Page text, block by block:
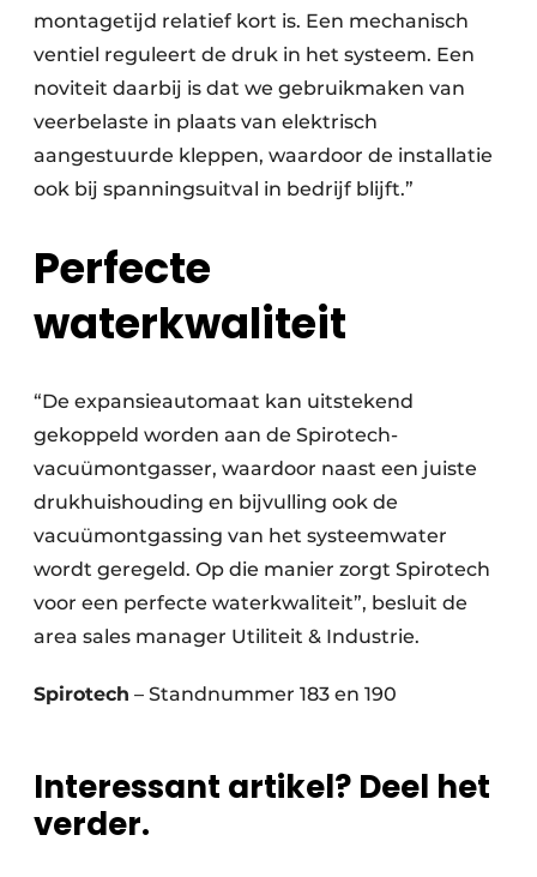
montagetijd relatief kort is. Een mechanisch
ventiel reguleert de druk in het systeem. Een
noviteit daarbij is dat we gebruikmaken van
veerbelaste in plaats van elektrisch
aangestuurde kleppen, waardoor de installatie
ook bij spanningsuitval in bedrijf blijft.”
Perfecte
waterkwaliteit
“De expansieautomaat kan uitstekend
gekoppeld worden aan de Spirotech-
vacuümontgasser, waar­door naast een juiste
drukhuishouding en bij­vulling ook de
vacuümontgassing van het systeem­water
wordt geregeld. Op die manier zorgt Spirotech
voor een perfecte waterkwaliteit”, besluit de
area sales manager Utiliteit & Industrie.
Spirotech – Standnummer 183 en 190
Interessant artikel? Deel het
verder.